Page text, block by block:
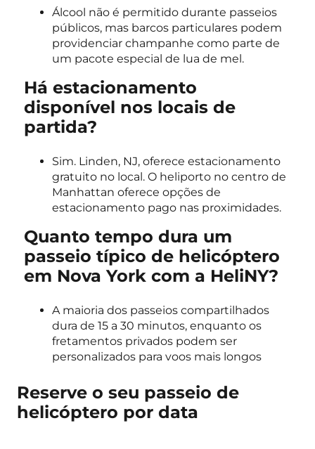
Álcool não é permitido durante passeios
públicos, mas barcos particulares podem
providenciar champanhe como parte de
um pacote especial de lua de mel.
Há estacionamento
disponível nos locais de
partida?
Sim. Linden, NJ, oferece estacionamento
gratuito no local. O heliporto no centro de
Manhattan oferece opções de
estacionamento pago nas proximidades.
Quanto tempo dura um
passeio típico de helicóptero
em Nova York com a HeliNY?
A maioria dos passeios compartilhados
dura de 15 a 30 minutos, enquanto os
fretamentos privados podem ser
personalizados para voos mais longos
Reserve o seu passeio de
helicóptero por data